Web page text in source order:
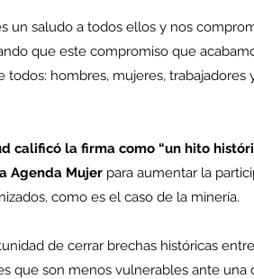
un saludo a todos ellos y nos
que este compromiso que
hombres, mujeres, trabajadores
calificó la firma como “un hito
Agenda Mujer para aumentar la
como es el caso de la minería.
que son menos vulnerables ante una